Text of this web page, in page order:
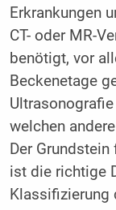
Erkrankungen
CT- oder MR-
benötigt, vor
Beckenetage
welchen
Der
ist die richtige
Klassifizierung